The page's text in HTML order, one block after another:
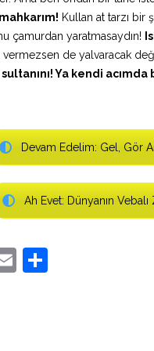
Kullan at tarzı bir
çamurdan yaratmasaydın!
vermezsen de yalvaracak
Ya kendi
Devam Edelim: Gel, Gör
Ah Evet: Dünyanın
Email